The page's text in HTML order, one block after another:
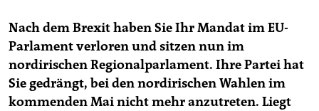
Nach dem Brexit haben Sie Ihr Mandat im EU-
Parlament verloren und sitzen nun im
nordirischen Regionalparlament. Ihre Partei hat
Sie gedrängt, bei den nordirischen Wahlen im
kommenden Mai nicht mehr anzutreten. Liegt